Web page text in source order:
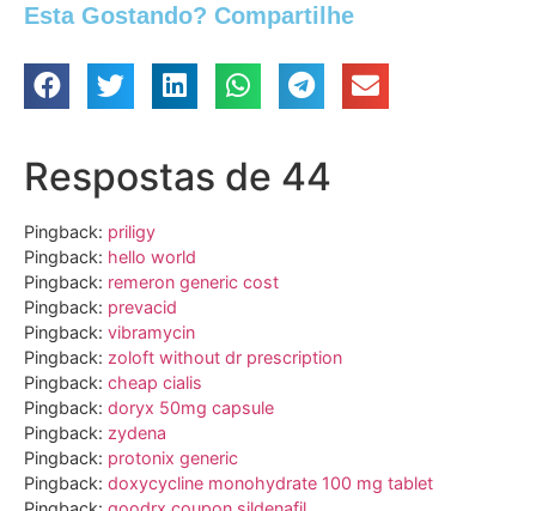
Esta Gostando? Compartilhe
Respostas de 44
Pingback: priligy
Pingback: hello world
Pingback: remeron generic cost
Pingback: prevacid
Pingback: vibramycin
Pingback: zoloft without dr prescription
Pingback: cheap cialis
Pingback: doryx 50mg capsule
Pingback: zydena
Pingback: protonix generic
Pingback: doxycycline monohydrate 100 mg tablet